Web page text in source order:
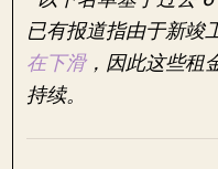
已有报道指由于新竣
在下滑，因此这些租
持续。